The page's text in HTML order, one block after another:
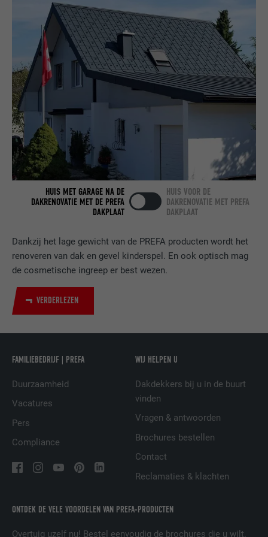
Dankzij het lage gewicht van de PREFA producten wordt het
renoveren van dak en gevel kinderspel. En ook optisch mag
de cosmetische ingreep er best wezen.
VERDERLEZEN
HUIS MET GARAGE NA DE
DAKRENOVATIE MET DE PREFA
DAKPLAAT
HUIS VOOR DE
DAKRENOVATIE MET PREFA
DAKPLAAT
ONTDEK DE VELE VOORDELEN VAN PREFA-PRODUCTEN
Overtuig uzelf nu! Bestel eenvoudig de brochures die u wilt.
FAMILIEBEDRIJF | PREFA
Duurzaamheid
Vacatures
Pers
Compliance
WIJ HELPEN U
Dakdekkers bij u in de buurt
vinden
Vragen & antwoorden
Brochures bestellen
Contact
Reclamaties & klachten
NAAM bcookie
AANBIEDER LinkedIn
VERVALTIJD 2 jaar
Gebruikt door de socialnetworking-dienst
LinkedIn voor het volgen van het gebruik
van ingebedde diensten.
NAAM bscookie
AANBIEDER LinkedIn
2 jaar
DOEL
Gebruikt door de socialnetworking-dienst
LinkedIn voor het volgen van het gebruik
van ingebedde diensten.
AANBIEDER LinkedIn
VERVALTIJD
DOEL
Wordt gebruikt om bezoekers op meerdere
websites te volgen, om op basis van de
voorkeuren van de bezoeker relevante
NAAM lidc